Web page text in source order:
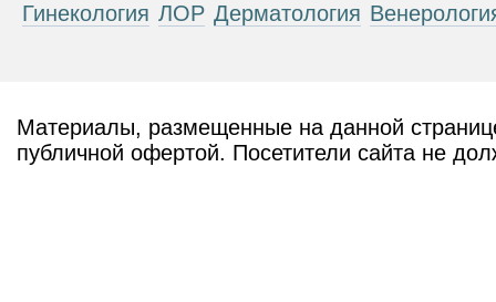
Гинекология ЛОР Дерматология
Материалы, размещенные на данной
публичной офертой. Посетители сайта не